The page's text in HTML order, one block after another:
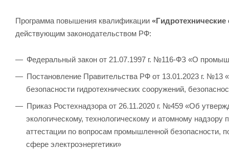
Программа повышения квалификации
действующим законодательством РФ:
Федеральный закон от 21.07.1997 г. №116-ФЗ «О
Постановление Правительства РФ от 13.01.2023 г. №13
безопасности гидротехнических сооружений,
Приказ Ростехнадзора от 26.11.2020 г. №459 «Об
экологическому, технологическому и атомному надзору
аттестации по вопросам промышленной безопасности,
сфере электроэнергетики»